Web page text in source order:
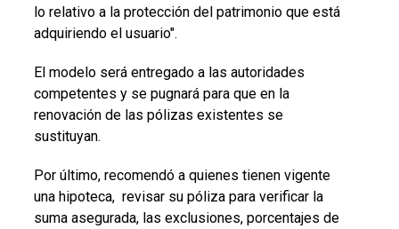
lo relativo a la protección del patrimonio que está
adquiriendo el usuario".
El modelo será entregado a las autoridades
competentes y se pugnará para que en la
renovación de las pólizas existentes se
sustituyan.
Por último, recomendó a quienes tienen vigente
una hipoteca, revisar su póliza para verificar la
suma asegurada, las exclusiones, porcentajes de